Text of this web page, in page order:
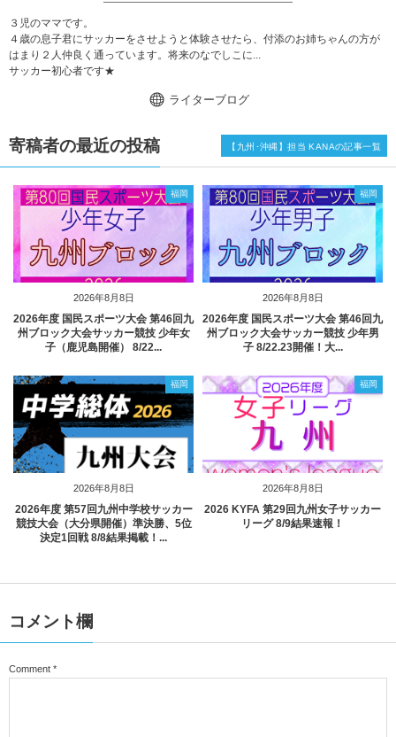
３児のママです。
４歳の息子君にサッカーをさせようと体験させたら、付添のお姉ちゃんの方が
はまり２人仲良く通っています。将来のなでしこに...
サッカー初心者です★
ライターブログ
寄稿者の最近の投稿
2026年8月8日
福岡
2026年度 国民スポーツ大会 第46回九
州ブロック大会サッカー競技 少年女
子（鹿児島開催） 8/22...
2026年8月8日
福岡
2026年度 国民スポーツ大会 第46回九
州ブロック大会サッカー競技 少年男
子 8/22.23開催！大...
2026年8月8日
福岡
2026年度 第57回九州中学校サッカー
競技大会（大分県開催）準決勝、5位
決定1回戦 8/8結果掲載！...
2026年8月8日
福岡
2026 KYFA 第29回九州女子サッカー
リーグ 8/9結果速報！
【九州･沖縄】担当 KANAの記事一覧
コメント欄
Comment *